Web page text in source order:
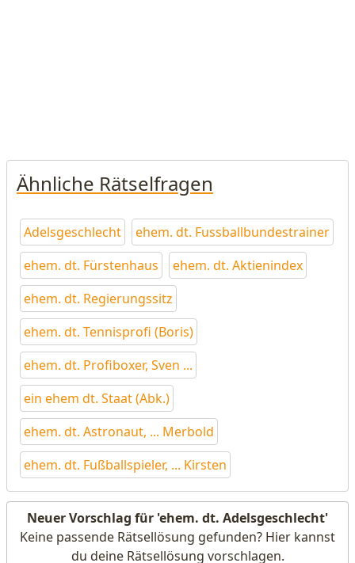
Ähnliche Rätselfragen
Adelsgeschlecht
ehem. dt. Fussballbundestrainer
ehem. dt. Fürstenhaus
ehem. dt. Aktienindex
ehem. dt. Regierungssitz
ehem. dt. Tennisprofi (Boris)
ehem. dt. Profiboxer, Sven ...
ein ehem dt. Staat (Abk.)
ehem. dt. Astronaut, ... Merbold
ehem. dt. Fußballspieler, ... Kirsten
Neuer Vorschlag für 'ehem. dt. Adelsgeschlecht'
Keine passende Rätsellösung gefunden? Hier kannst
du deine Rätsellösung vorschlagen.